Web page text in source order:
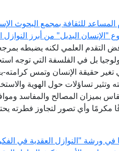
المساعد للثقافة بمجمع البحوث
"الإنسان البديل" من أبرز
التقدم العلمي لكنه يضبطه
بل في الفلسفة التي توجه
تغير حقيقة الإنسان وتمس
وتثير تساؤلات حول الهوية
بميزان المصالح والمفاسد
مكرمًا وأي تصور لتجاوز فطرته
في ورشة "النوازل العقدية في